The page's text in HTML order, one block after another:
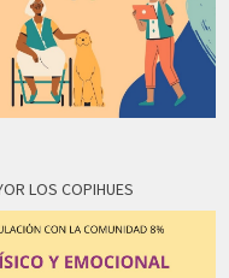
LOS COPIHUES